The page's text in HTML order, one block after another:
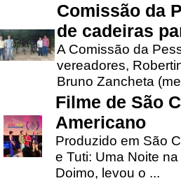
Comissão da
de cadeiras
A Comissão da
vereadores,
Bruno Zancheta
Filme de São
Americano
Produzido em São
e Tuti: Uma Noite
Doimo, levou o ...